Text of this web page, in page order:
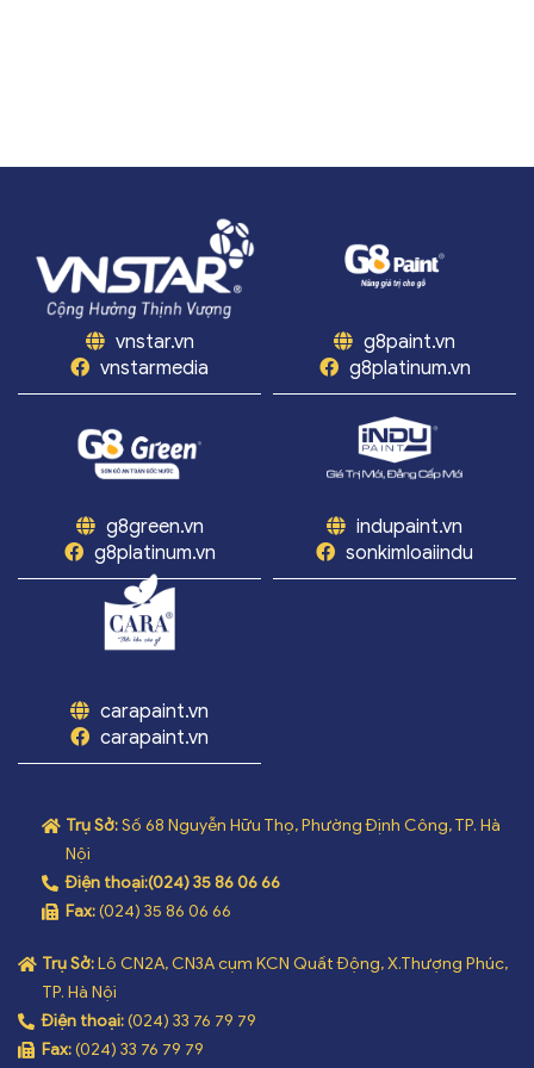
vnstar.vn
vnstarmedia
g8paint.vn
g8platinum.vn
g8green.vn
g8platinum.vn
indupaint.vn
sonkimloaiindu
carapaint.vn
carapaint.vn
Trụ Sở:Số 68 Nguyễn Hữu Thọ, Phường Định Công, TP. Hà
Nội
Điện thoại:(024) 35 86 06 66
Fax:(024) 35 86 06 66
Trụ Sở:Lô CN2A, CN3A cụm KCN Quất Động, X.Thượng Phúc,
TP. Hà Nội
Điện thoại:(024) 33 76 79 79
Fax:(024) 33 76 79 79